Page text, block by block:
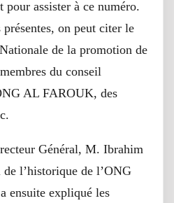
pour assister à ce numéro.
on peut citer le
de la promotion de
du conseil
AL FAROUK, des
Général, M. Ibrahim
l’historique de l’ONG
ensuite expliqué les